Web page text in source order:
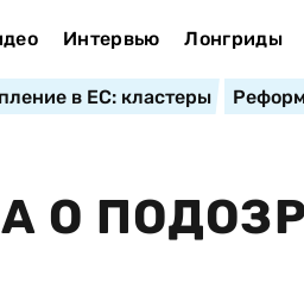
Интервью Лонгриды
в ЕС: кластеры
О